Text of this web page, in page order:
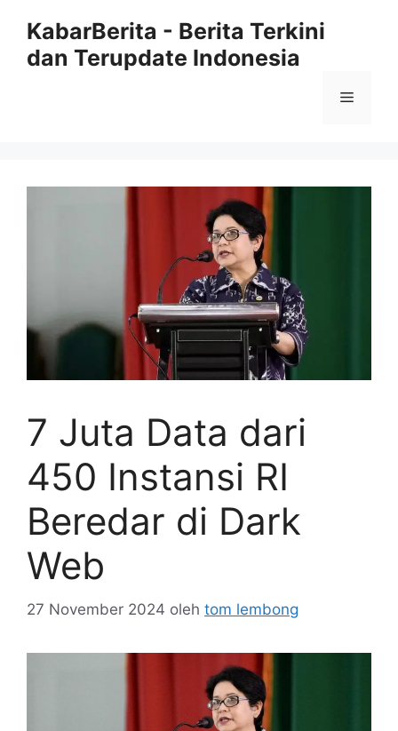
KabarBerita - Berita Terkini
dan Terupdate Indonesia
Menu
7 Juta Data dari
450 Instansi RI
Beredar di Dark
Web
27 November 2024 oleh tom lembong